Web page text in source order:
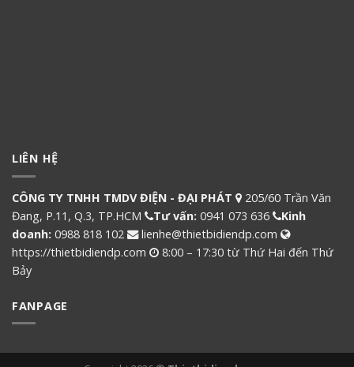
LIÊN HỆ
CÔNG TY TNHH TMDV ĐIỆN - ĐẠI PHÁT
205/60 Trần Văn
Đang, P.11, Q.3, TP.HCM
Tư vấn: 0941 073 636
Kinh
doanh: 0988 818 102
lienhe@thietbidiendp.com
https://thietbidiendp.com
8:00 – 17:30 từ Thứ Hai đến Thứ
Bảy
FANPAGE